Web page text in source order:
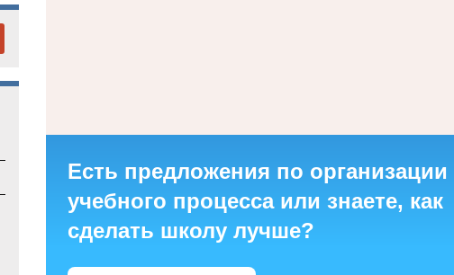
Есть предложения по организации
учебного процесса или знаете, как
сделать школу лучше?